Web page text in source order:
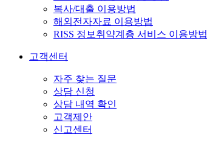
복사/대출 이용방법
해외전자자료 이용방법
RISS 정보취약계층 서비스 이용방법
고객센터
자주 찾는 질문
상담 신청
상담 내역 확인
고객제안
신고센터